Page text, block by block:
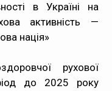
в Україні на
активність —
нація»
рухової
до 2025 року